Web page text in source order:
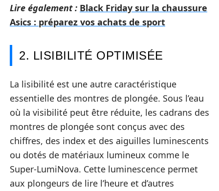
Lire également : Black Friday sur la chaussure
Asics : préparez vos achats de sport
2. LISIBILITÉ OPTIMISÉE
La lisibilité est une autre caractéristique
essentielle des montres de plongée. Sous l’eau
où la visibilité peut être réduite, les cadrans des
montres de plongée sont conçus avec des
chiffres, des index et des aiguilles luminescents
ou dotés de matériaux lumineux comme le
Super-LumiNova. Cette luminescence permet
aux plongeurs de lire l’heure et d’autres